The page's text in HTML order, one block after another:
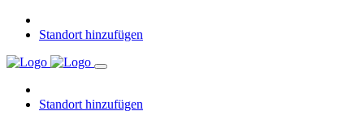
Standort hinzufügen
Standort hinzufügen